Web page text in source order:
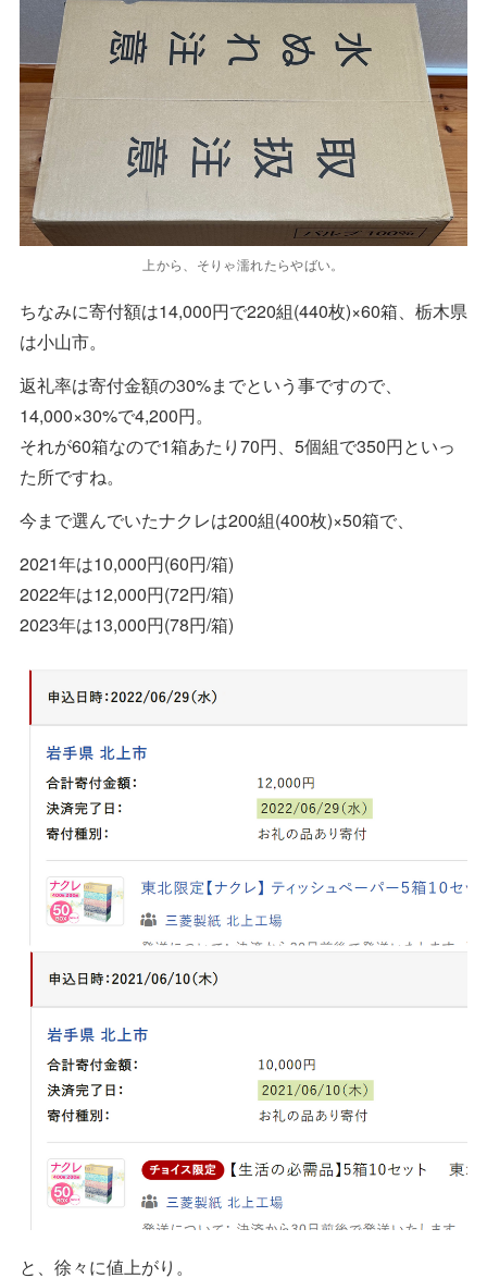
上から、そりゃ濡れたらやばい。
ちなみに寄付額は14,000円で220組(440枚)×60箱、栃木県
は小山市。
返礼率は寄付金額の30%までという事ですので、
14,000×30%で4,200円。
それが60箱なので1箱あたり70円、5個組で350円といっ
た所ですね。
今まで選んでいたナクレは200組(400枚)×50箱で、
2021年は10,000円(60円/箱)
2022年は12,000円(72円/箱)
2023年は13,000円(78円/箱)
と、徐々に値上がり。